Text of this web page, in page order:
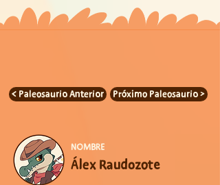
< Paleosaurio Anterior Próximo Paleosaurio >
NOMBRE
Álex Raudozote